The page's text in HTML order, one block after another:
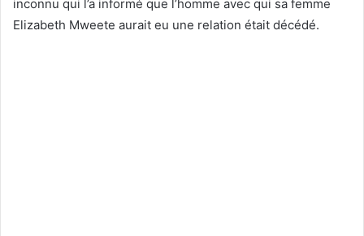
inconnu qui l’a informé que l’homme avec qui sa femme
Elizabeth Mweete aurait eu une relation était décédé.